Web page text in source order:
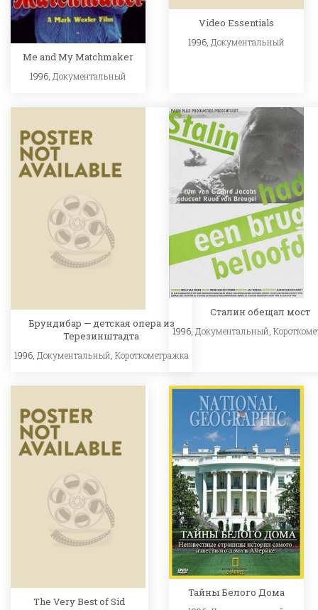
Me and My Matchmaker
1996, Документальный
Video Essentials
1996,Документальный
Брундибар — детская опера из
Терезинштадта
1996, Документальный Короткометражка
Сталин обещал мост
1996, Документальный ,
The Very Best of Sid
Тайны Белого Дома